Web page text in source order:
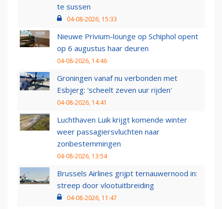
te sussen
04-08-2026, 15:33
Nieuwe Privium-lounge op Schiphol opent
op 6 augustus haar deuren
04-08-2026, 14:46
Groningen vanaf nu verbonden met
Esbjerg: 'scheelt zeven uur rijden'
04-08-2026, 14:41
Luchthaven Luik krijgt komende winter
weer passagiersvluchten naar
zonbestemmingen
04-08-2026, 13:54
Brussels Airlines grijpt ternauwernood in:
streep door vlootuitbreiding
04-08-2026, 11:47